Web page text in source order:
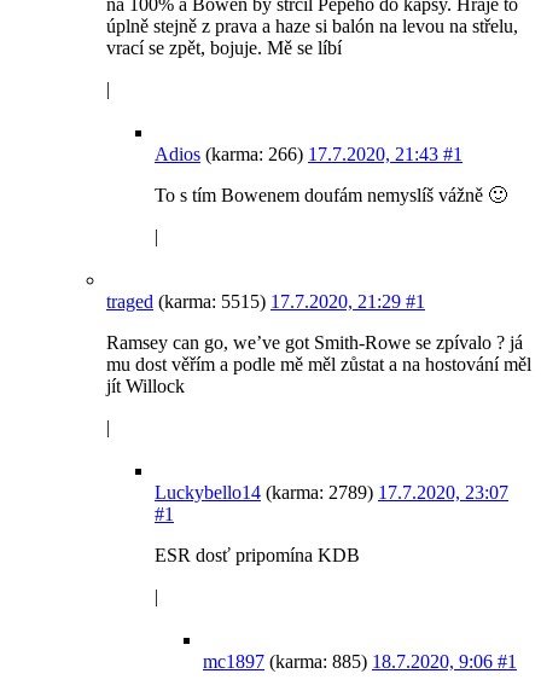
na 100% a Bowen by strčil Pepeho do kapsy. Hraje to
úplně stejně z prava a haze si balón na levou na střelu,
vrací se zpět, bojuje. Mě se líbí
|
Adios (karma: 266) 17.7.2020, 21:43 #1
To s tím Bowenem doufám nemyslíš vážně 🙂
|
traged (karma: 5515) 17.7.2020, 21:29 #1
Ramsey can go, we’ve got Smith-Rowe se zpívalo ? já
mu dost věřím a podle mě měl zůstat a na hostování měl
jít Willock
|
Luckybello14 (karma: 2789) 17.7.2020, 23:07
#1
ESR dosť pripomína KDB
|
mc1897 (karma: 885) 18.7.2020, 9:06 #1